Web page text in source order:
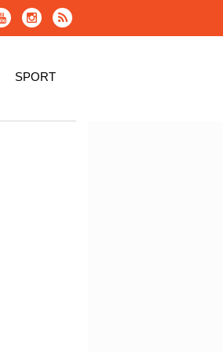
SPORT